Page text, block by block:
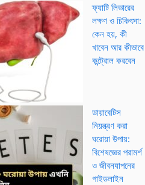
ফ্যাটি লিভারের
লক্ষণ ও চিকিৎসা:
কেন হয়, কী
খাবেন আর কীভাবে
কন্ট্রোল করবেন
ডায়াবেটিস
নিয়ন্ত্রণ করা
ঘরোয়া উপায়:
বিশেষজ্ঞের পরামর্শ
ও জীবনযাপনের
গাইডলাইন